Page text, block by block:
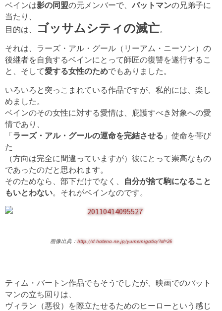
ベインは影の同盟の元メンバーで、バットマンの兄弟子に
当たり、
目的は、
ゴッサムシティの滅亡。
それは、ラーズ・アル・グール（リーアム・ニーソン）の
後継者を自負するベインにとって師匠の復讐を遂行するこ
と、そして愛する女性のためでもありました。
いろいろと突っこまれている作品ですが、私的には、楽し
めました。
ベインのその女性に対する愛情は、庇護すべき対象への愛
情であり、
「ラーズ・アル・グールの運命を完結させる 」使命を帯び
た
（方向は完全に間違っていますが）彼にとって崇高なもの
であったのだと思われます。
そのためなら、部下だけでなく、 自分が捨て駒になること
もいとわない。それがベインなのです。
画像出典： http://d.hatena.ne.jp/yumemigatio/?of=26
ティム・バートン作品でもそうでしたが、映画でのバット
マンの立ち回りは、
ヴィラン（悪役）を際立たせるためのヒーローという感じ